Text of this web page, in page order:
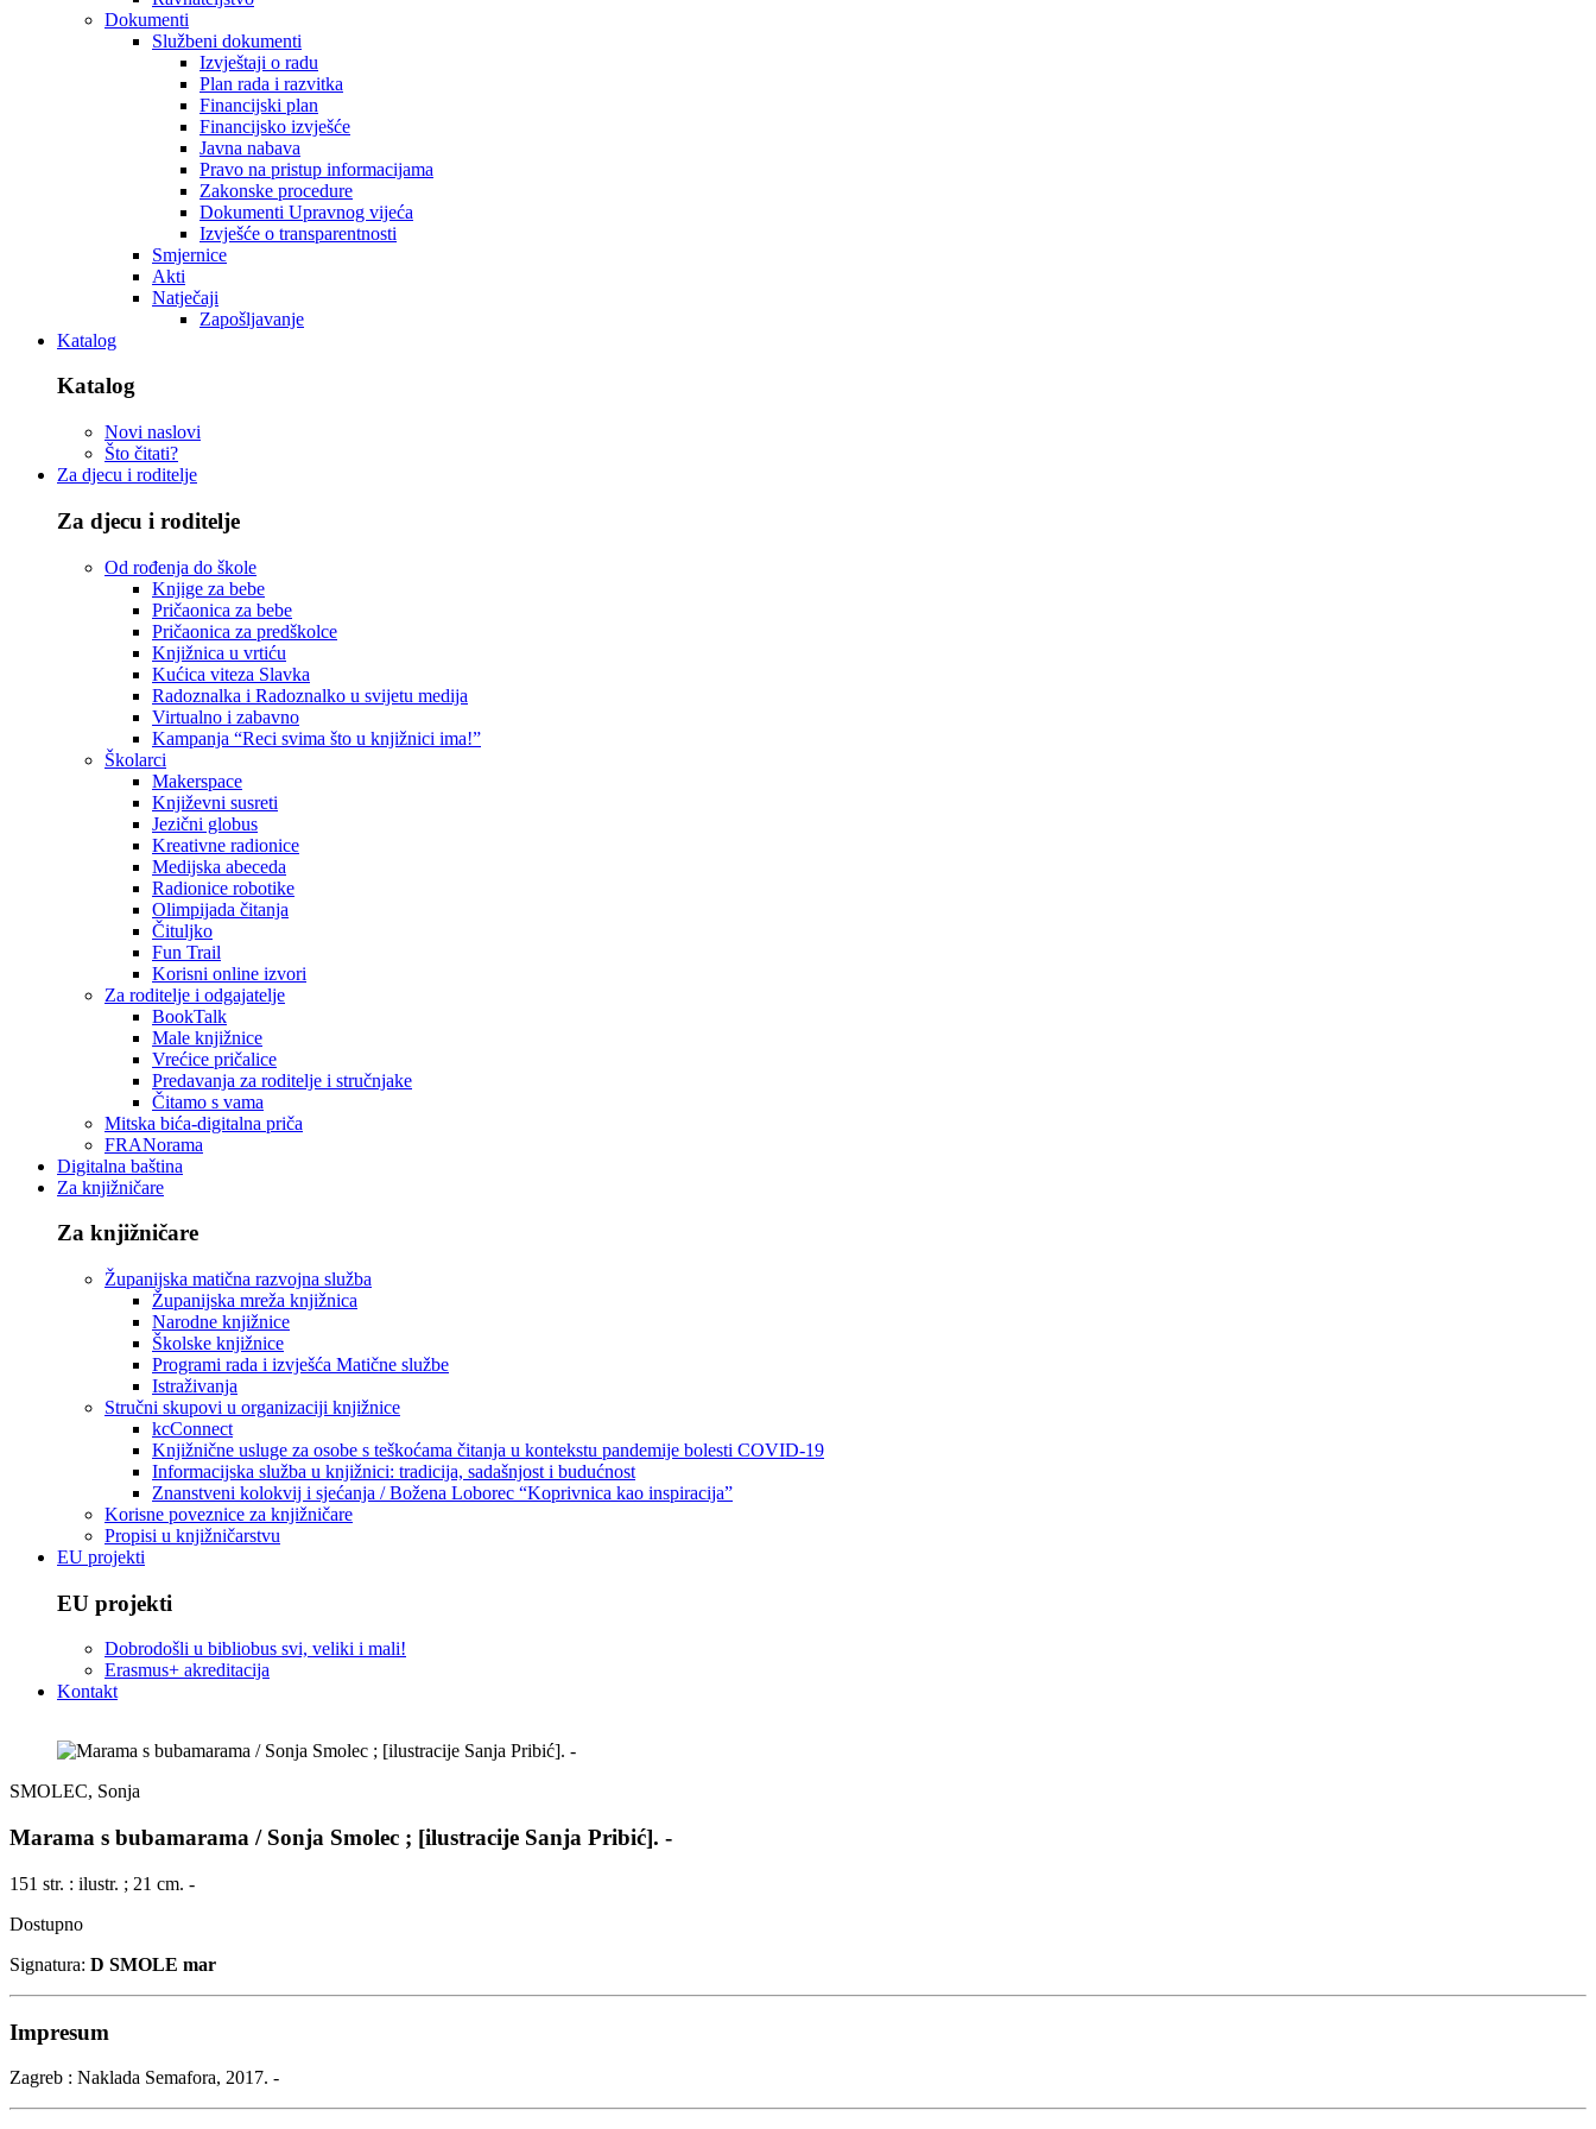
Dokumenti
Službeni dokumenti
Izvještaji o radu
Plan rada i razvitka
Financijski plan
Financijsko izvješće
Javna nabava
Pravo na pristup informacijama
Zakonske procedure
Dokumenti Upravnog vijeća
Izvješće o transparentnosti
Smjernice
Akti
Natječaji
Zapošljavanje
Katalog
Katalog
Novi naslovi
Što čitati?
Za djecu i roditelje
Za djecu i roditelje
Od rođenja do škole
Knjige za bebe
Pričaonica za bebe
Pričaonica za predškolce
Knjižnica u vrtiću
Kućica viteza Slavka
Radoznalka i Radoznalko u svijetu medija
Virtualno i zabavno
Kampanja “Reci svima što u knjižnici ima!”
Školarci
Makerspace
Književni susreti
Jezični globus
Kreativne radionice
Medijska abeceda
Radionice robotike
Olimpijada čitanja
Čituljko
Fun Trail
Korisni online izvori
Za roditelje i odgajatelje
BookTalk
Male knjižnice
Vrećice pričalice
Predavanja za roditelje i stručnjake
Čitamo s vama
Mitska bića-digitalna priča
FRANorama
Digitalna baština
Za knjižničare
Za knjižničare
Županijska matična razvojna služba
Županijska mreža knjižnica
Narodne knjižnice
Školske knjižnice
Programi rada i izvješća Matične službe
Istraživanja
Stručni skupovi u organizaciji knjižnice
kcConnect
Knjižnične usluge za osobe s teškoćama čitanja u kontekstu pandemije bolesti COVID-19
Informacijska služba u knjižnici: tradicija, sadašnjost i budućnost
Znanstveni kolokvij i sjećanja / Božena Loborec “Koprivnica kao inspiracija”
Korisne poveznice za knjižničare
Propisi u knjižničarstvu
EU projekti
EU projekti
Dobrodošli u bibliobus svi, veliki i mali!
Erasmus+ akreditacija
Kontakt
SMOLEC, Sonja
Marama s bubamarama / Sonja Smolec ; [ilustracije Sanja Pribić]. -
151 str. : ilustr. ; 21 cm. -
Dostupno
Signatura: D SMOLE mar
Impresum
Zagreb : Naklada Semafora, 2017. -